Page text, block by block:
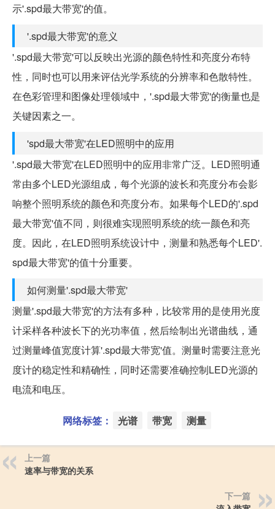
示'.spd最大带宽'的值。
'.spd最大带宽'的意义
'.spd最大带宽'可以反映出光源的颜色特性和亮度分布特
性，同时也可以用来评估光学系统的分辨率和色散特性。
在色彩管理和图像处理领域中，'.spd最大带宽'的衡量也是
关键因素之一。
'spd最大带宽'在LED照明中的应用
'.spd最大带宽'在LED照明中的应用非常广泛。LED照明通
常由多个LED光源组成，每个光源的波长和亮度分布会影
响整个照明系统的颜色和亮度分布。如果每个LED的'.spd
最大带宽'值不同，则很难实现照明系统的统一颜色和亮
度。因此，在LED照明系统设计中，测量和熟悉每个LED'.
spd最大带宽'的值十分重要。
如何测量'.spd最大带宽'
测量'.spd最大带宽'的方法有多种，比较常用的是使用光度
计采样各种波长下的光功率值，然后绘制出光谱曲线，通
过测量峰值宽度计算'.spd最大带宽'值。测量时需要注意光
度计的稳定性和精确性，同时还需要准确控制LED光源的
电流和电压。
网络标签： 光谱 带宽 测量
上一篇
速率与带宽的关系
下一篇